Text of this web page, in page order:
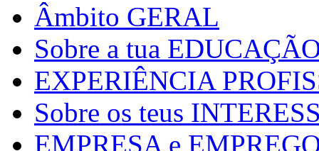
Âmbito GERAL
Sobre a tua
EXPERIÊNCIA
Sobre os teus
EMPRESA e